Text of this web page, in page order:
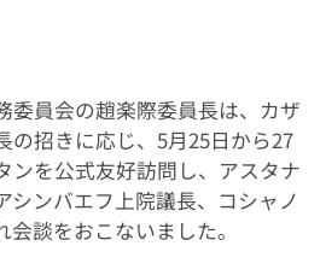
委員会の趙楽際委員長は、カザ
の招きに応じ、5月25日から27
ンを公式友好訪問し、アスタナ
シンバエフ上院議長、コシャノ
談をおこないました。